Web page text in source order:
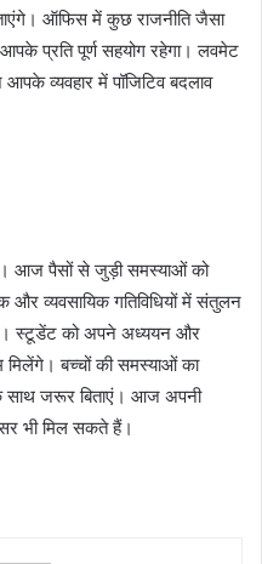
ऑफिस में कुछ राजनीति जैसा
प्रति पूर्ण सहयोग रहेगा। लवमेट
व्यवहार में पॉजिटिव बदलाव
आज पैसों से जुड़ी समस्याओं को
व्यवसायिक गतिविधियों में संतुलन
स्टूडेंट को अपने अध्ययन और
मिलेंगे। बच्चों की समस्याओं का
जरूर बिताएं। आज अपनी
भी मिल सकते हैं।